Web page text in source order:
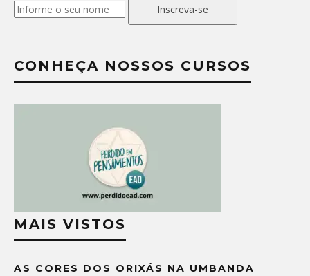
Inscreva-se
CONHEÇA NOSSOS CURSOS
MAIS VISTOS
AS CORES DOS ORIXÁS NA UMBANDA